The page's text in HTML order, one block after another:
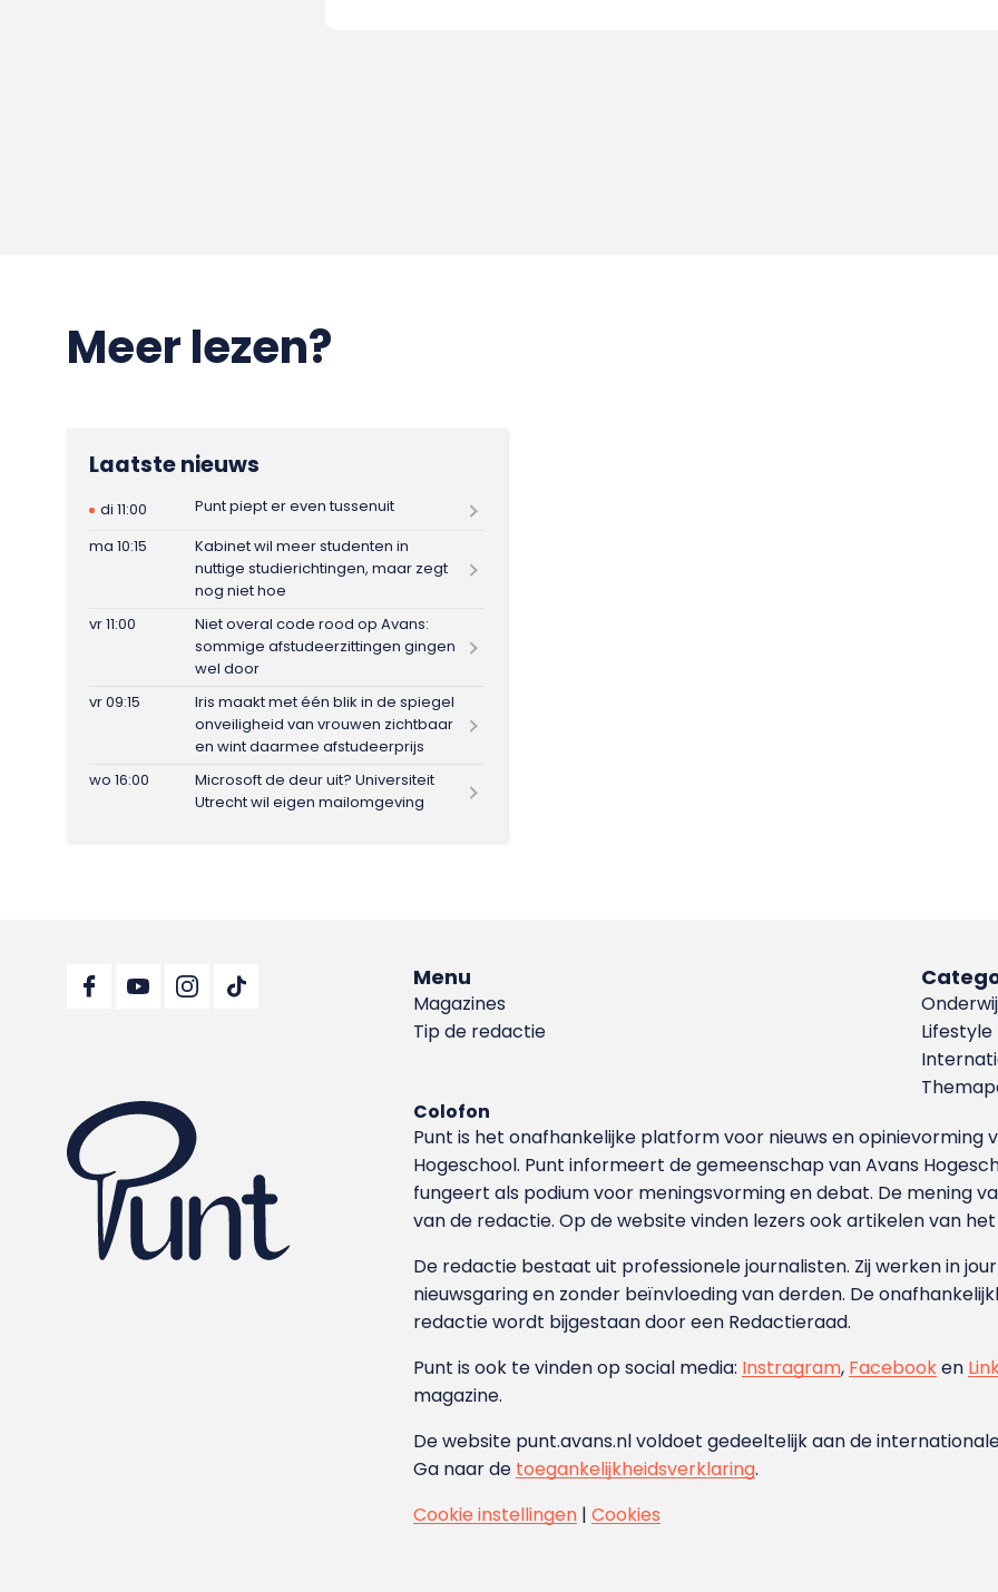
Meer lezen?
Laatste nieuws
di 11:00
Punt piept er even tussenuit
ma 10:15
Kabinet wil meer studenten in
nuttige studierichtingen, maar zegt
nog niet hoe
vr 11:00
Niet overal code rood op Avans:
sommige afstudeerzittingen gingen
wel door
vr 09:15
Iris maakt met één blik in de spiegel
onveiligheid van vrouwen zichtbaar
en wint daarmee afstudeerprijs
wo 16:00
Microsoft de deur uit? Universiteit
Utrecht wil eigen mailomgeving
Menu
Magazines
Tip de redactie
Lifestyle
Colofon
Punt is het onafhankelijke platform voor nieuws en
Hoge­school. Punt informeert de gemeenschap van Avans
fungeert als podium voor meningsvorming en debat. De mening
van de redactie. Op de website vinden lezers ook artikelen van
De redactie bestaat uit professionele journalisten. Zij werken in
nieuwsgaring en zonder beïnvloeding van derden. De
redactie wordt bijgestaan door een Redactieraad.
Punt is ook te vinden op social media: Instragram, Facebooken
magazine.
De website punt.avans.nl voldoet gedeeltelijk aan de
Ga naar de toegankelijkheidsverklaring.
Cookie instellingen |Cookies